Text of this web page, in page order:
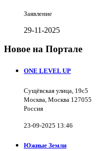
Заявление
29-11-2025
Новое на Портале
ONE LEVEL UP
Сущёвская улица, 19с5
Москва, Москва 127055
Россия
23-09-2025 13:46
Южные Земли